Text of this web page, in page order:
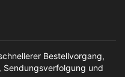
Bestellvorgang,
Sendungsverfolgung und